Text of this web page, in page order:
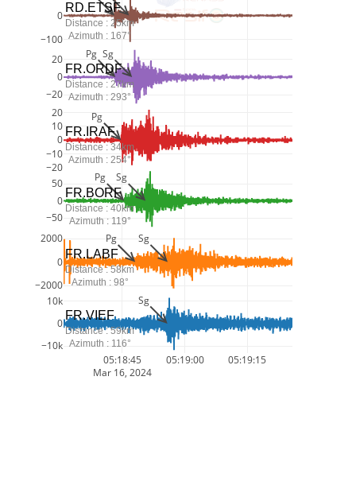
05:18:45
Mar 16, 2024
05:19:00 05:19:15
−10k
0
10k
−2000
0
2000
−50
0
50
−20
−10
0
10
20
−20
0
20
−100
0
Sg
Pg Sg
Pg Sg
Pg
Pg Sg
FR.VIEF
Distance : 59km
Azimuth : 116°
FR.LABF
Distance : 58km
Azimuth : 98°
FR.BORF
Distance : 40km
Azimuth : 119°
FR.IRAF
Distance : 34km
Azimuth : 254°
FR.ORDF
Distance : 27km
Azimuth : 293°
RD.ETSF
Distance : 25km
Azimuth : 167°